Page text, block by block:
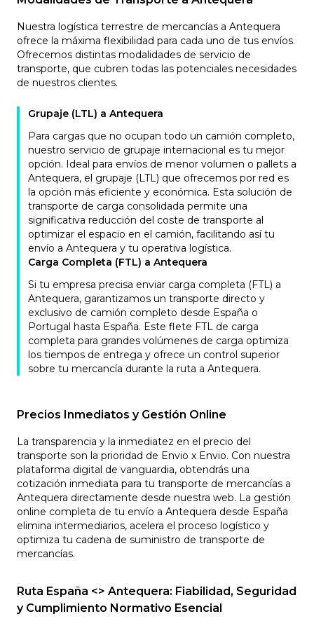
Nuestra logística terrestre de mercancías a Antequera
ofrece la máxima flexibilidad para cada uno de tus envíos.
Ofrecemos distintas modalidades de servicio de
transporte, que cubren todas las potenciales necesidades
de nuestros clientes.
Grupaje (LTL) a Antequera
Para cargas que no ocupan todo un camión completo,
nuestro servicio de grupaje internacional es tu mejor
opción. Ideal para envíos de menor volumen o pallets a
Antequera, el grupaje (LTL) que ofrecemos por red es
la opción más eficiente y económica. Esta solución de
transporte de carga consolidada permite una
significativa reducción del coste de transporte al
optimizar el espacio en el camión, facilitando así tu
envío a Antequera y tu operativa logística.
Carga Completa (FTL) a Antequera
Si tu empresa precisa enviar carga completa (FTL) a
Antequera, garantizamos un transporte directo y
exclusivo de camión completo desde España o
Portugal hasta España. Este flete FTL de carga
completa para grandes volúmenes de carga optimiza
los tiempos de entrega y ofrece un control superior
sobre tu mercancía durante la ruta a Antequera.
Precios Inmediatos y Gestión Online
La transparencia y la inmediatez en el precio del
transporte son la prioridad de Envio x Envio. Con nuestra
plataforma digital de vanguardia, obtendrás una
cotización inmediata para tu transporte de mercancías a
Antequera directamente desde nuestra web. La gestión
online completa de tu envío a Antequera desde España
elimina intermediarios, acelera el proceso logístico y
optimiza tu cadena de suministro de transporte de
mercancías.
Ruta España <> Antequera: Fiabilidad, Seguridad
y Cumplimiento Normativo Esencial